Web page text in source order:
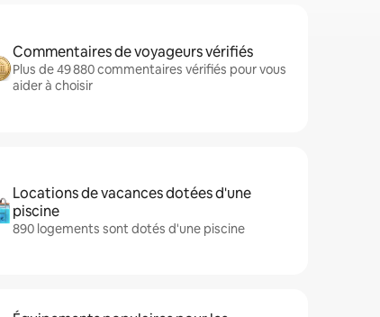
Commentaires de voyageurs vérifiés
Plus de 49 880 commentaires vérifiés pour vous
aider à choisir
Locations de vacances dotées d'une
piscine
890 logements sont dotés d'une piscine